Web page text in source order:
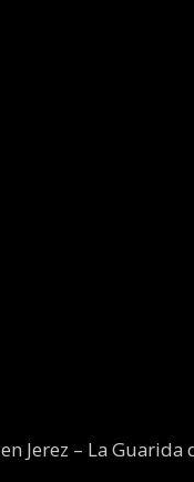
Jerez – La Guarida